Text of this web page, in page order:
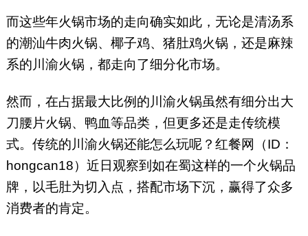
而这些年火锅市场的走向确实如此，无论是清汤系
的潮汕牛肉火锅、椰子鸡、猪肚鸡火锅，还是麻辣
系的川渝火锅，都走向了细分化市场。
然而，在占据最大比例的川渝火锅虽然有细分出大
刀腰片火锅、鸭血等品类，但更多还是走传统模
式。传统的川渝火锅还能怎么玩呢？红餐网（ID：
hongcan18）近日观察到如在蜀这样的一个火锅品
牌，以毛肚为切入点，搭配市场下沉，赢得了众多
消费者的肯定。